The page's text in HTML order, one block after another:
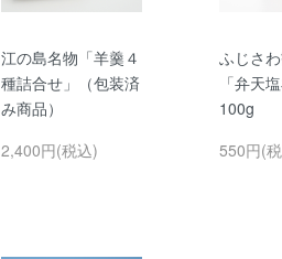
江の島名物「羊羹４
種詰合せ」（包装済
み商品）
2,400円(税込)
ふじさ
「弁天
100g
550円(